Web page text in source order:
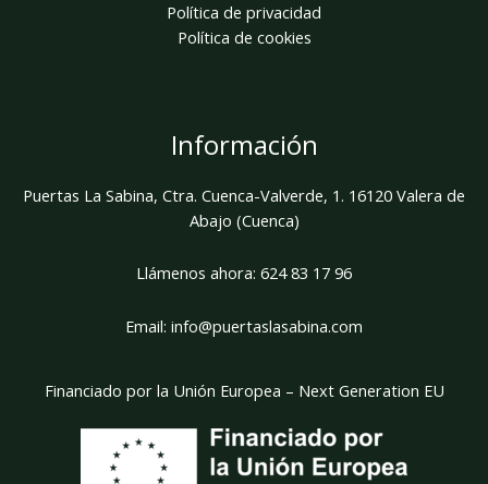
Política de privacidad
Política de cookies
Información
Puertas La Sabina, Ctra. Cuenca-Valverde, 1. 16120 Valera de
Abajo (Cuenca)
Llámenos ahora: 624 83 17 96
Email: info@puertaslasabina.com
Financiado por la Unión Europea – Next Generation EU